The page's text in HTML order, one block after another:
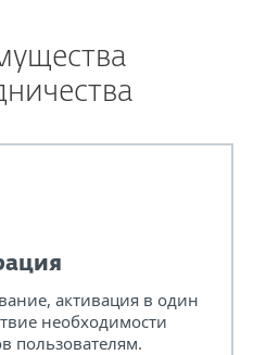
активация в один
необходимости
пользователям.